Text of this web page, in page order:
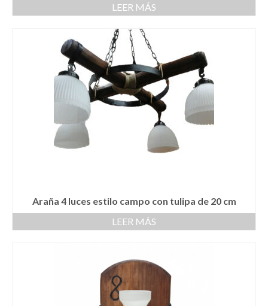
LEER MÁS
Araña 4 luces estilo campo con tulipa de 20 cm
LEER MÁS